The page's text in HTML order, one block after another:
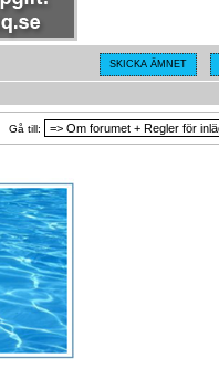
SKICKA ÄMNET
Gå till: